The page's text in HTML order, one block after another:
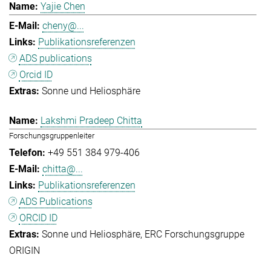
Yajie Chen
cheny@...
Publikationsreferenzen
ADS publications
Orcid ID
Sonne und Heliosphäre
Lakshmi Pradeep Chitta
Forschungsgruppenleiter
+49 551 384 979-406
chitta@...
Publikationsreferenzen
ADS Publications
ORCID ID
Sonne und Heliosphäre ERC Forschungsgruppe
ORIGIN